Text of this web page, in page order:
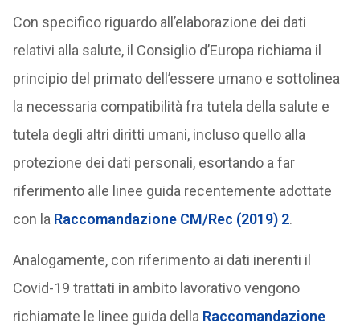
Con specifico riguardo all’elaborazione dei dati
relativi alla salute, il Consiglio d’Europa richiama il
principio del primato dell’essere umano e sottolinea
la necessaria compatibilità fra tutela della salute e
tutela degli altri diritti umani, incluso quello alla
protezione dei dati personali, esortando a far
riferimento alle linee guida recentemente adottate
con la Raccomandazione CM/Rec (2019) 2.
Analogamente, con riferimento ai dati inerenti il
Covid-19 trattati in ambito lavorativo vengono
richiamate le linee guida della Raccomandazione